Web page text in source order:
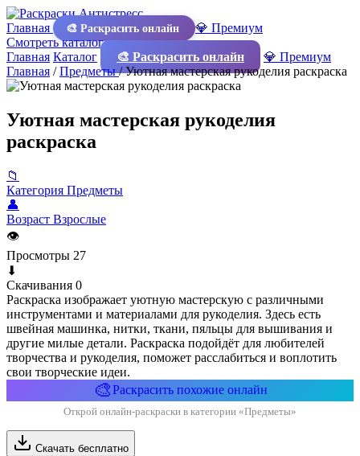
Главная 🎨 Раскрасить онлайн
💎 Премиум
Смотреть каталог
Главная Каталог 🎨 Раскрасить онлайн
💎 Премиум
Главная /Предметы/Уютная мастерская рукоделия раскраска
Уютная мастерская рукоделия
раскраска
📁
Категория Предметы
👤
Возраст Взрослые
👁
Просмотры 27
⬇
Скачивания 0
Раскраска изображает уютную мастерскую с различными
инструментами и материалами для рукоделия. Здесь есть
швейная машинка, нитки, ткани, пяльцы для вышивания и
другие милые детали. Раскраска подойдёт для любителей
творчества и рукоделия, поможет расслабиться и воплотить
свои творческие идеи.
🎨Раскрасить похожие онлайн
Открой онлайн-раскраски в категории «Предметы»
Скачать бесплатно